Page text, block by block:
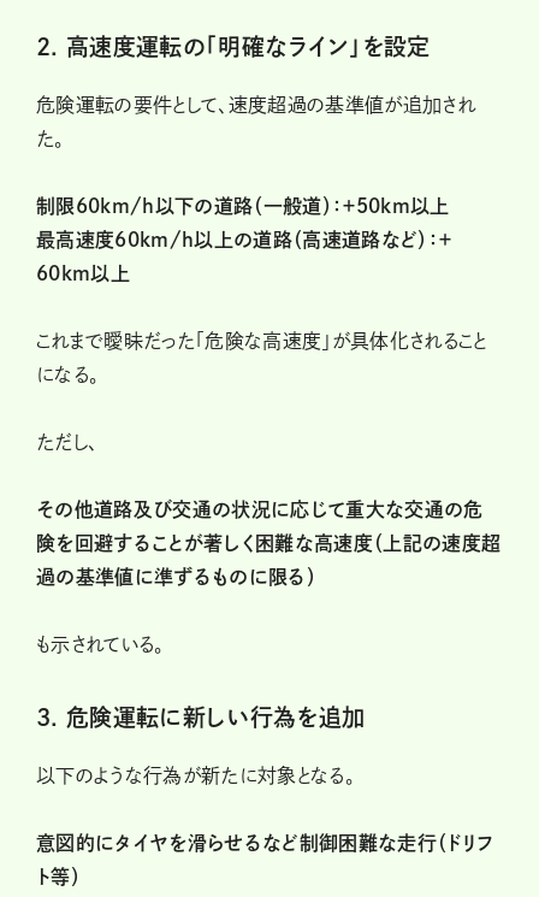
2. 高速度運転の「明確なライン」を設定
危険運転の要件として、速度超過の基準値が追加され
た。
制限60km/h以下の道路（一般道）：＋50km以上
最高速度60km/h以上の道路（高速道路など）：＋
60km以上
これまで曖昧だった「危険な高速度」が具体化されること
になる。
ただし、
その他道路及び交通の状況に応じて重大な交通の危
険を回避することが著しく困難な高速度（上記の速度超
過の基準値に準ずるものに限る）
も示されている。
3. 危険運転に新しい行為を追加
以下のような行為が新たに対象となる。
意図的にタイヤを滑らせるなど制御困難な走行（ドリフ
ト等）